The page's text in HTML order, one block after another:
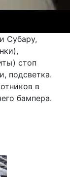
Субару,
стоп
подсветка.
в
бампера.